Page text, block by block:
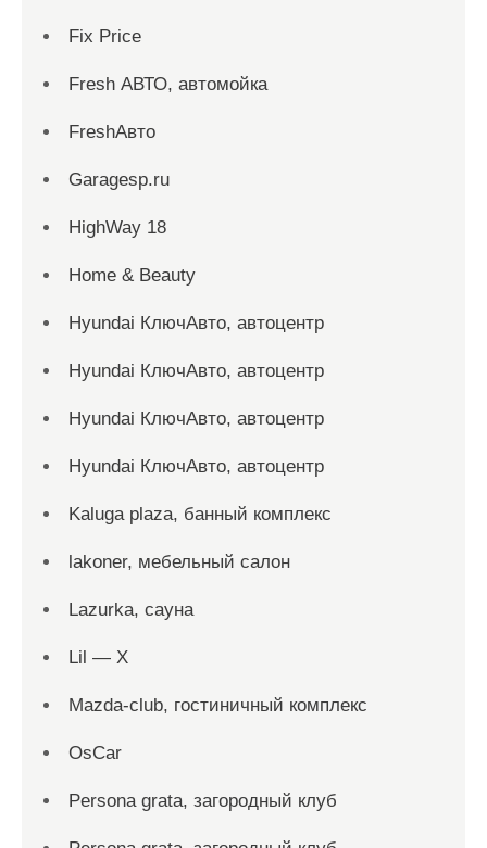
Fix Price
Fresh АВТО, автомойка
FreshАвто
Garagesp.ru
HighWay 18
Home & Beauty
Hyundai КлючАвто, автоцентр
Hyundai КлючАвто, автоцентр
Hyundai КлючАвто, автоцентр
Hyundai КлючАвто, автоцентр
Kaluga plaza, банный комплекс
lakoner, мебельный салон
Lazurka, сауна
Lil — X
Mazda-club, гостиничный комплекс
OsCar
Persona grata, загородный клуб